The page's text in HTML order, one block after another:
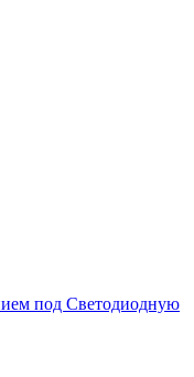
под Светодиодную